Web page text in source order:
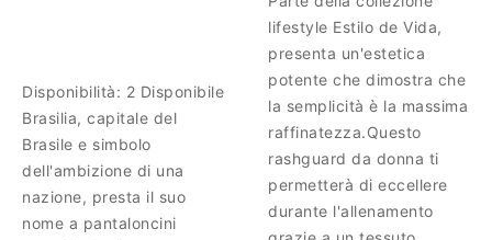
Disponibilità: 2 Disponibile
Brasilia, capitale del
Brasile e simbolo
dell'ambizione di una
nazione, presta il suo
nome a pantaloncini
lifestyle Estilo de Vida,
presenta un'estetica
potente che dimostra che
la semplicità è la massima
raffinatezza.Questo
rashguard da donna ti
permetterà di eccellere
durante l'allenamento